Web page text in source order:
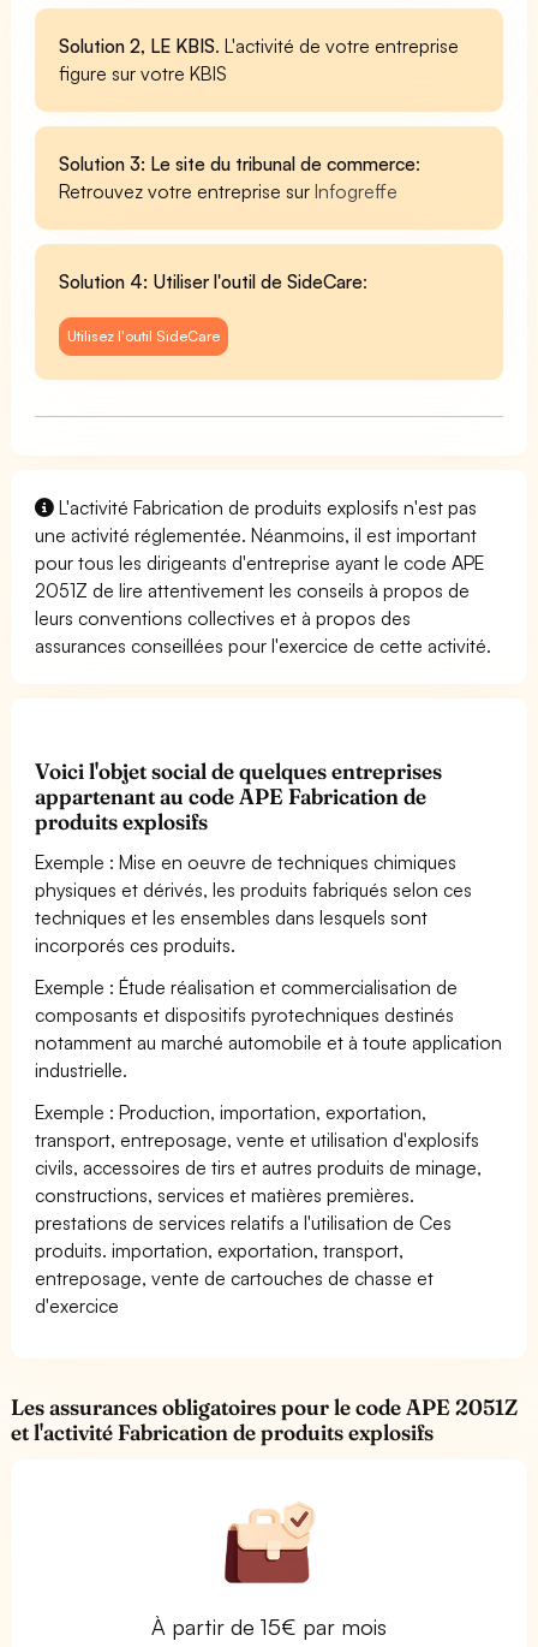
Solution 2, LE KBIS. L'activité de votre entreprise
figure sur votre KBIS
Solution 3: Le site du tribunal de commerce:
Retrouvez votre entreprise surInfogreffe
Solution 4: Utiliser l'outil de SideCare:
Utilisez l'outil SideCare
L'activité Fabrication de produits explosifs n'est pas
une activité réglementée. Néanmoins, il est important
pour tous les dirigeants d'entreprise ayant le code APE
2051Z de lire attentivement les conseils à propos de
leurs conventions collectives et à propos des
assurances conseillées pour l'exercice de cette activité.
Voici l'objet social de quelques entreprises
appartenant au code APE Fabrication de
produits explosifs
Exemple : Mise en oeuvre de techniques chimiques
physiques et dérivés, les produits fabriqués selon ces
techniques et les ensembles dans lesquels sont
incorporés ces produits.
Exemple : Étude réalisation et commercialisation de
composants et dispositifs pyrotechniques destinés
notamment au marché automobile et à toute application
industrielle.
Exemple : Production, importation, exportation,
transport, entreposage, vente et utilisation d'explosifs
civils, accessoires de tirs et autres produits de minage,
constructions, services et matières premières.
prestations de services relatifs a l'utilisation de Ces
produits. importation, exportation, transport,
entreposage, vente de cartouches de chasse et
d'exercice
Les assurances obligatoires pour le code APE 2051Z
et l'activité Fabrication de produits explosifs
À partir de 15€ par mois